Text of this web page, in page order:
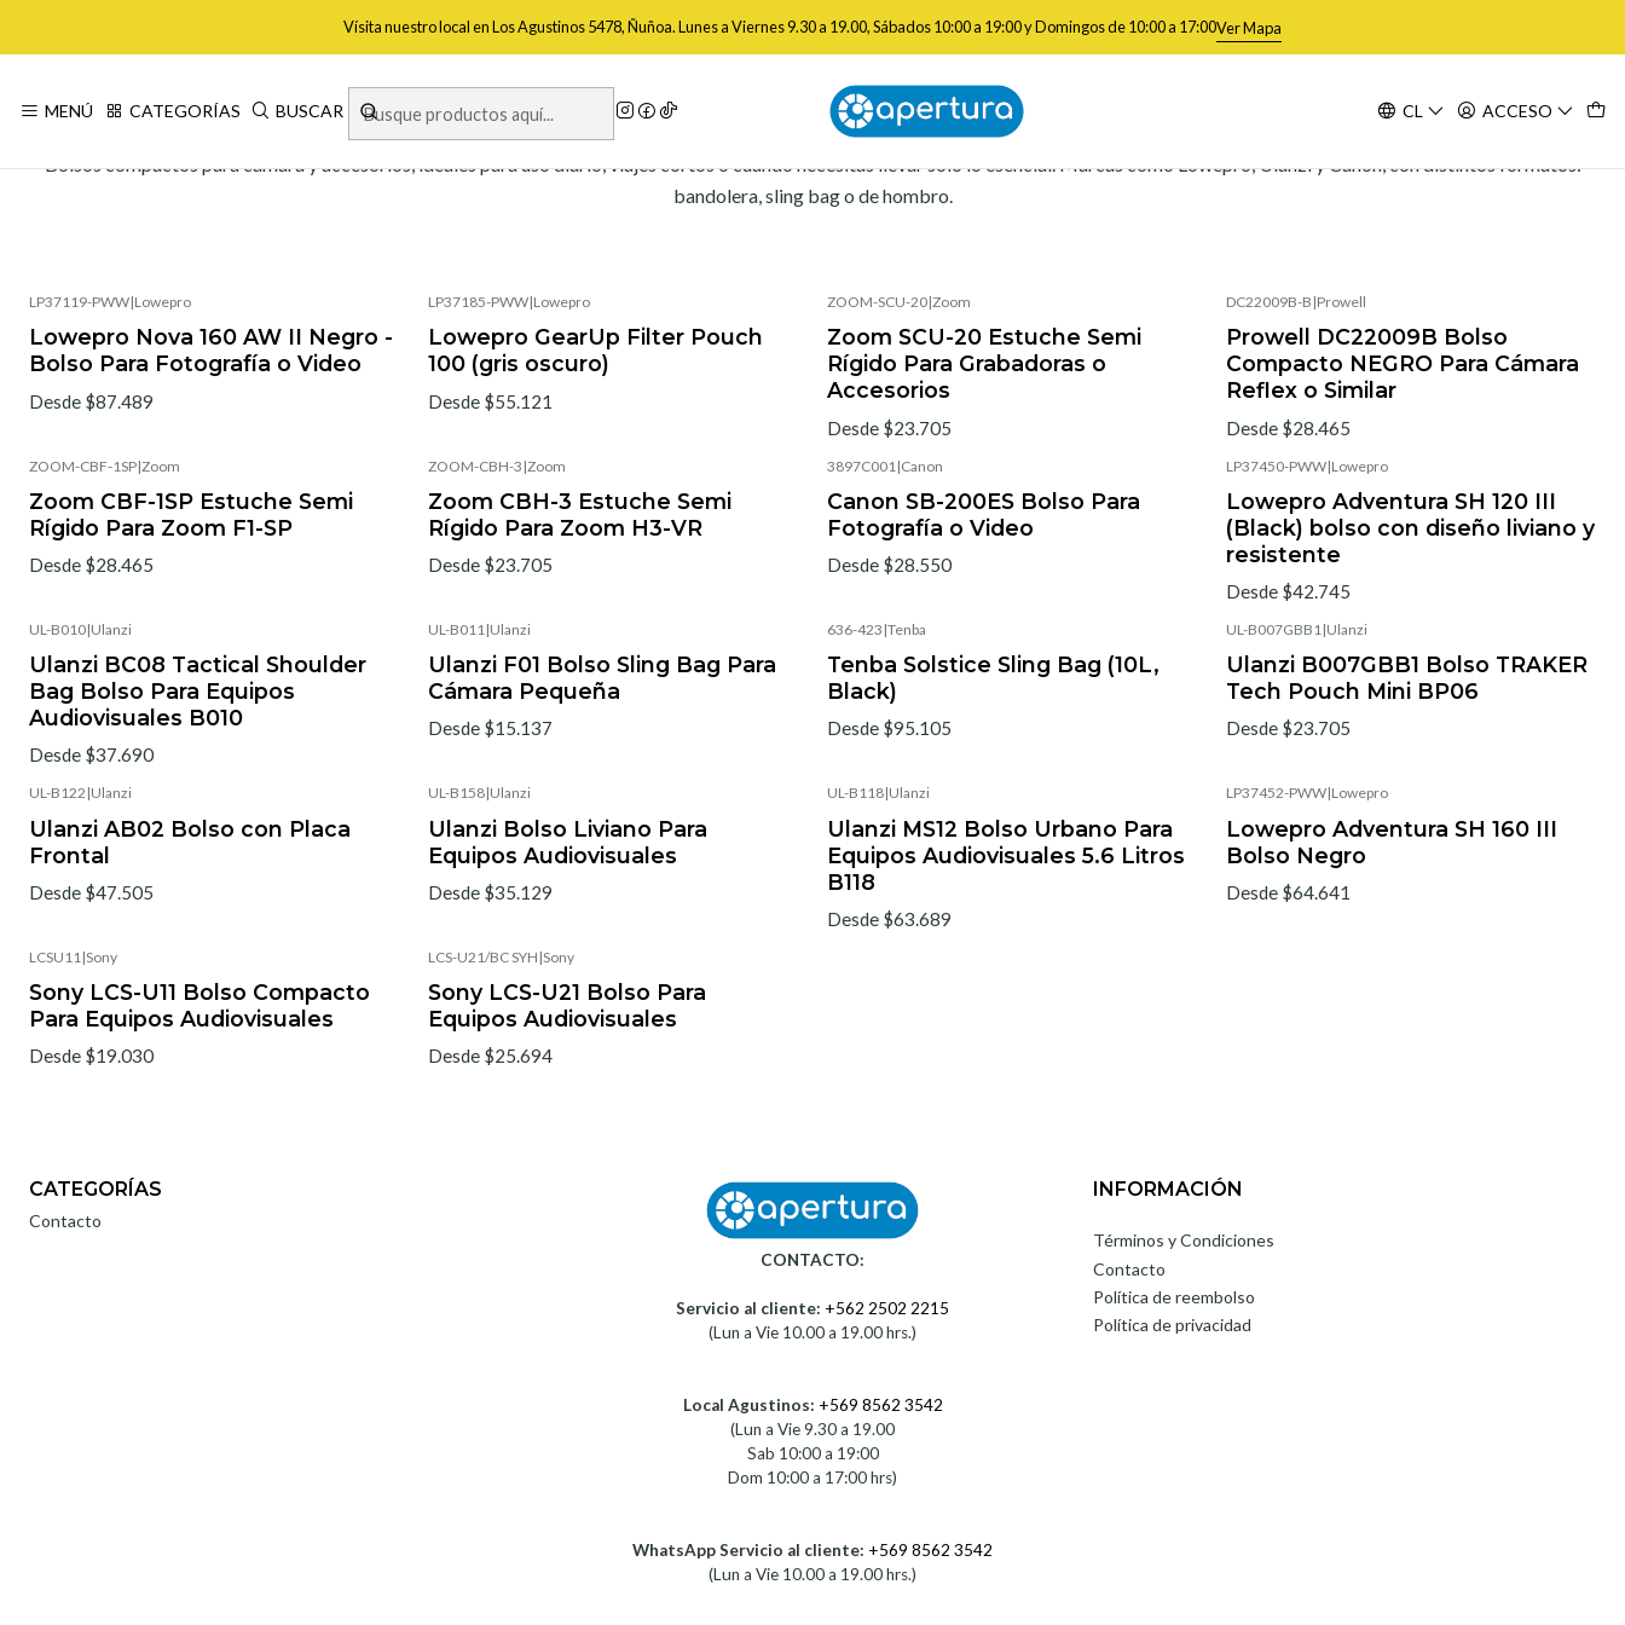
MENÚ CATEGORÍAS BUSCAR CL ACCESO
Vísita nuestro local en Los Agustinos 5478, Ñuñoa. Lunes a Viernes 9.30 a 19.00, Sábados 10:00 a 19:00 y Domingos de 10:00 a 17:00Ver Mapa
Inicio Mochilas Bolsos y Protección de Equipos Bolsos Compactos
Bolsos Compactos
Bolsos compactos para cámara y accesorios, ideales para uso diario, viajes cortos o cuando necesitas llevar solo lo esencial. Marcas como Lowepro, Ulanzi y Canon, con distintos formatos:
bandolera, sling bag o de hombro.
Filtros
LP37119-PWW|Lowepro
Lowepro Nova 160 AW II Negro -
Bolso Para Fotografía o Video
Desde $87.489
LP37185-PWW|Lowepro
Lowepro GearUp Filter Pouch
100 (gris oscuro)
Desde $55.121
ZOOM-SCU-20|Zoom
Zoom SCU-20 Estuche Semi
Rígido Para Grabadoras o
Accesorios
Desde $23.705
DC22009B-B |Prowell
Prowell DC22009B Bolso
Compacto NEGRO Para Cámara
Reflex o Similar
Desde $28.465
ZOOM-CBF-1SP|Zoom
Zoom CBF-1SP Estuche Semi
Rígido Para Zoom F1-SP
Desde $28.465
ZOOM-CBH-3 |Zoom
Zoom CBH-3 Estuche Semi
Rígido Para Zoom H3-VR
Desde $23.705
3897C001 |Canon
Canon SB-200ES Bolso Para
Fotografía o Video
Desde $28.550
LP37450-PWW|Lowepro
Lowepro Adventura SH 120 III
(Black) bolso con diseño liviano y
resistente
Desde $42.745
UL-B010|Ulanzi
Ulanzi BC08 Tactical Shoulder
Bag Bolso Para Equipos
Audiovisuales B010
Desde $37.690
UL-B011 |Ulanzi
Ulanzi F01 Bolso Sling Bag Para
Cámara Pequeña
Desde $15.137
636-423 |Tenba
Tenba Solstice Sling Bag (10L,
Black)
Desde $95.105
UL-B007GBB1 |Ulanzi
Ulanzi B007GBB1 Bolso TRAKER
Tech Pouch Mini BP06
Desde $23.705
UL-B122 |Ulanzi
Ulanzi AB02 Bolso con Placa
Frontal
Desde $47.505
UL-B158|Ulanzi
Ulanzi Bolso Liviano Para
Equipos Audiovisuales
Desde $35.129
UL-B118|Ulanzi
Ulanzi MS12 Bolso Urbano Para
Equipos Audiovisuales 5.6 Litros
B118
Desde $63.689
LP37452-PWW|Lowepro
Lowepro Adventura SH 160 III
Bolso Negro
Desde $64.641
LCSU11 |Sony
Sony LCS-U11 Bolso Compacto
Para Equipos Audiovisuales
Desde $19.030
LCS-U21/BC SYH |Sony
Sony LCS-U21 Bolso Para
Equipos Audiovisuales
Desde $25.694
CATEGORÍAS
Contacto
CONTACTO:
Servicio al cliente: +562 2502 2215
(Lun a Vie 10.00 a 19.00 hrs.)
Local Agustinos: +569 8562 3542
(Lun a Vie 9.30 a 19.00
Sab 10:00 a 19:00
Dom 10:00 a 17:00 hrs)
WhatsApp Servicio al cliente: +569 8562 3542
(Lun a Vie 10.00 a 19.00 hrs.)
INFORMACIÓN
Términos y Condiciones
Contacto
Política de reembolso
Política de privacidad